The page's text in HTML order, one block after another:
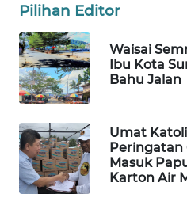
Pilihan Editor
Waisai
Ibu Kota
Bahu Jalan
Umat
Peringatan
Masuk
Karton Air
WAHANA
HEALTH
WAHANA
WISATA
LAPAK
WAHANA